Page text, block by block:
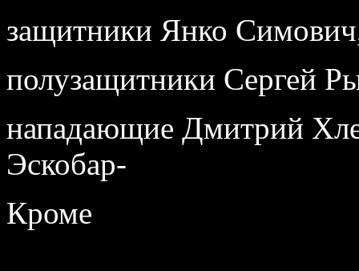
защитники Янко
полузащитники Сергей
нападающие Дмитрий
Эскобар-
Кроме